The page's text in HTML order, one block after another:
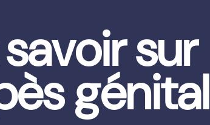
sur
génital